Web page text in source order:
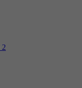
2